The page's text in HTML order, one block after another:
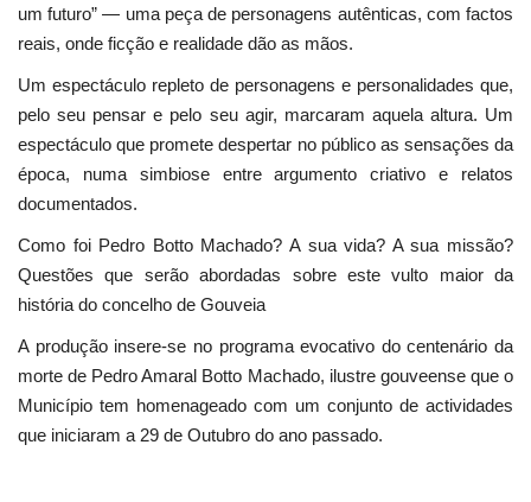
um futuro” — uma peça de personagens autênticas, com factos
reais, onde ficção e realidade dão as mãos.
Um espectáculo repleto de personagens e personalidades que,
pelo seu pensar e pelo seu agir, marcaram aquela altura. Um
espectáculo que promete despertar no público as sensações da
época, numa simbiose entre argumento criativo e relatos
documentados.
Como foi Pedro Botto Machado? A sua vida? A sua missão?
Questões que serão abordadas sobre este vulto maior da
história do concelho de Gouveia
A produção insere-se no programa evocativo do centenário da
morte de Pedro Amaral Botto Machado, ilustre gouveense que o
Município tem homenageado com um conjunto de actividades
que iniciaram a 29 de Outubro do ano passado.